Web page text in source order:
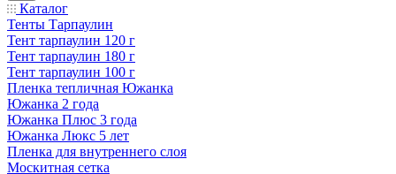
Каталог
Тенты Тарпаулин
Тент тарпаулин 120 г
Тент тарпаулин 180 г
Тент тарпаулин 100 г
Пленка тепличная Южанка
Южанка 2 года
Южанка Плюс 3 года
Южанка Люкс 5 лет
Пленка для внутреннего слоя
Москитная сетка